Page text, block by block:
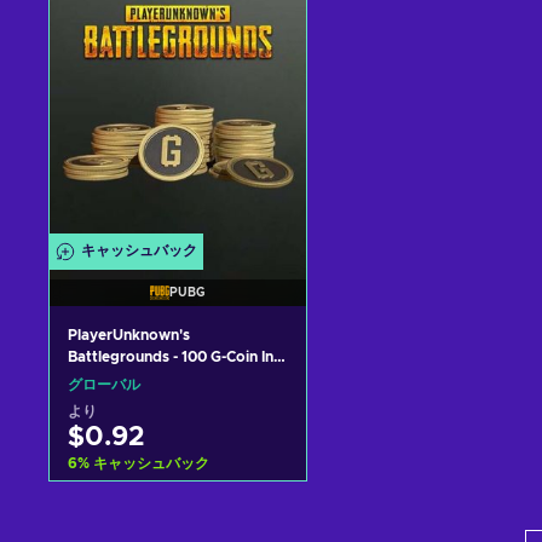
View offers
キャッシュバック
PUBG
PlayerUnknown's
Battlegrounds - 100 G-Coin In-
Game (PC) Key GLOBAL
グローバル
より
$0.92
6% キャッシュバック